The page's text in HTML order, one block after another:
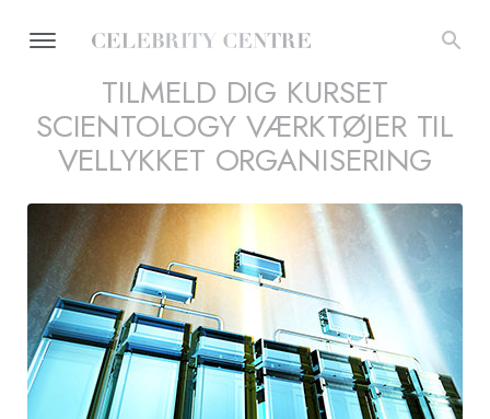
TILMELD DIG KURSET
SCIENTOLOGY VÆRKTØJER TIL
VELLYKKET ORGANISERING